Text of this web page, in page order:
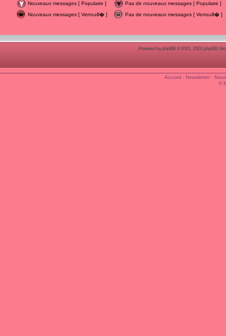
Nouveaux messages [ Populaire ]
Pas de nouveaux messages [ Populaire ]
Nouveaux messages [ Verrouill� ]
Pas de nouveaux messages [ Verrouill� ]
Powered byphpBB© 2001, 2002 phpBB
Accueil- Newsletter-
©